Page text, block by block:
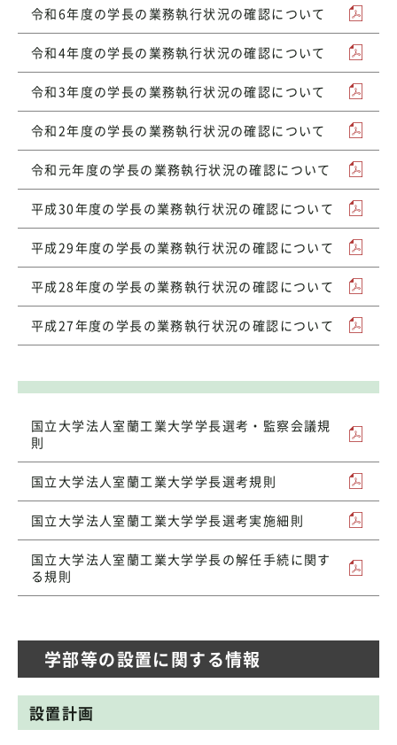
令和6年度の学長の業務執行状況の確認について
令和4年度の学長の業務執行状況の確認について
令和3年度の学長の業務執行状況の確認について
令和2年度の学長の業務執行状況の確認について
令和元年度の学長の業務執行状況の確認について
平成30年度の学長の業務執行状況の確認について
平成29年度の学長の業務執行状況の確認について
平成28年度の学長の業務執行状況の確認について
平成27年度の学長の業務執行状況の確認について
国立大学法人室蘭工業大学学長選考・監察会議規
則
国立大学法人室蘭工業大学学長選考規則
国立大学法人室蘭工業大学学長選考実施細則
国立大学法人室蘭工業大学学長の解任手続に関す
る規則
学部等の設置に関する情報
設置計画